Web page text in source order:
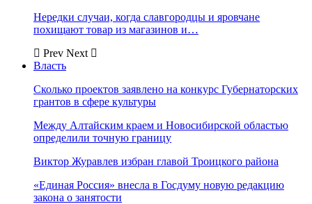
Нередки случаи, когда славгородцы и яровчане
похищают товар из магазинов и…
Prev Next
Власть
Сколько проектов заявлено на конкурс Губернаторских
грантов в сфере культуры
Между Алтайским краем и Новосибирской областью
определили точную границу
Виктор Журавлев избран главой Троицкого района
«Единая Россия» внесла в Госдуму новую редакцию
закона о занятости